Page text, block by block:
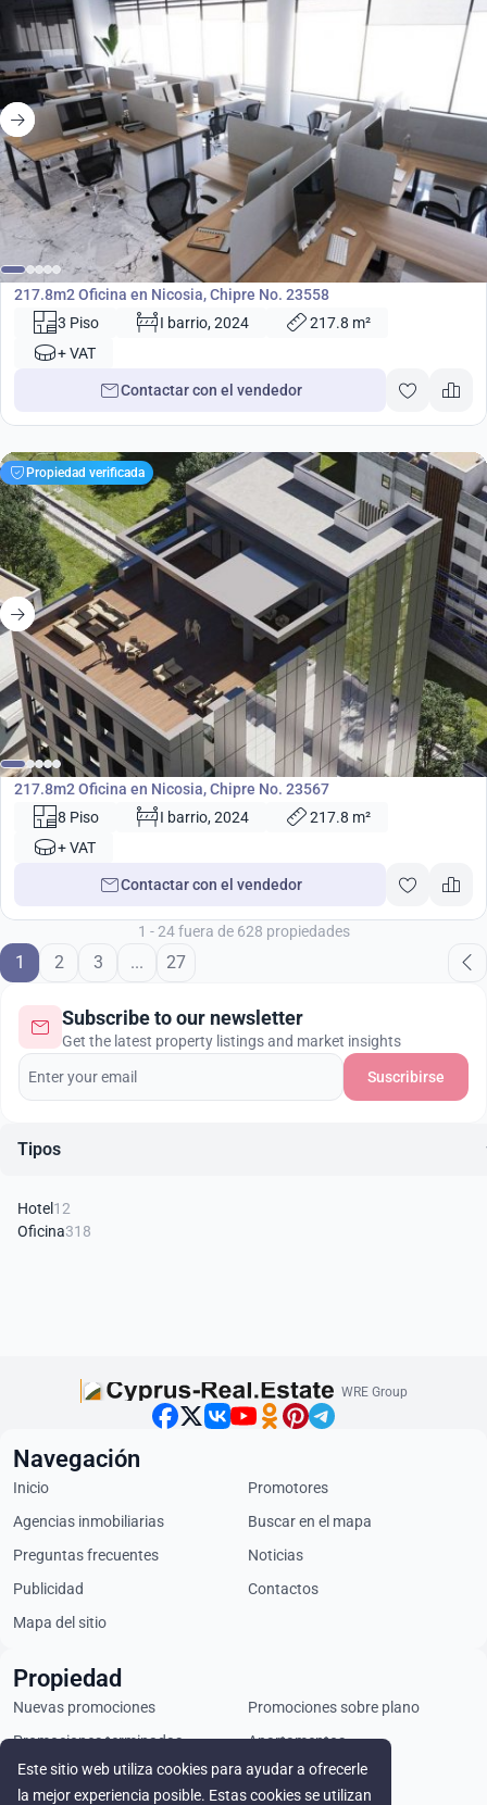
€882 000
Oficina
217.8m2 Oficina en Nicosia, Chipre No. 23558
3 Piso
I barrio, 2024
217.8 m²
+ VAT
Contactar con el vendedor
Propiedad verificada
€1 060 000
Oficina
217.8m2 Oficina en Nicosia, Chipre No. 23567
8 Piso
I barrio, 2024
217.8 m²
+ VAT
Contactar con el vendedor
1 - 24 fuera de 628 propiedades
1 2 3 ... 27
Subscribe to our newsletter
Get the latest property listings and market insights
Suscribirse
Tipos
Hotel 12
Oficina318
Este sitio web utiliza cookies para ayudar a ofrecerle
la mejor experiencia posible. Estas cookies se utilizan
WRE Group
Navegación
Inicio
Promotores
Agencias inmobiliarias
Buscar en el mapa
Preguntas frecuentes
Noticias
Publicidad
Contactos
Mapa del sitio
Propiedad
Nuevas promociones
Promociones sobre plano
Promociones terminadas
Apartamentos
Áticos
Chalets